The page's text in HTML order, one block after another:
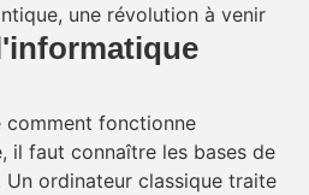
comment fonctionne
il faut connaître les bases de
Un ordinateur classique traite